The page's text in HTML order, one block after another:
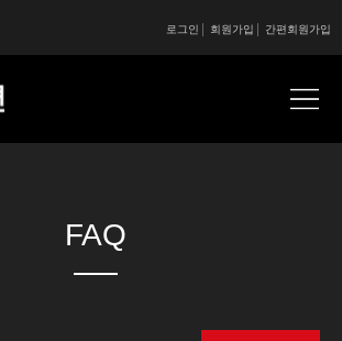
간편회원가입
회원가입
로그인
FAQ